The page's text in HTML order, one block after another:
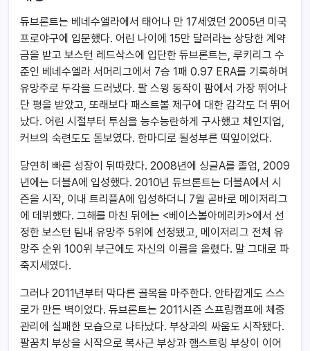
듀브론트는 베네수엘라에서 태어나 만 17세였던 2005년 미국
프로야구에 입문했다. 어린 나이에 15만 달러라는 상당한 계약
금을 받고 보스턴 레드삭스에 입단한 듀브론트는, 루키리그 수
준인 베네수엘라 서머리그에서 7승 1패 0.97 ERA를 기록하며
유망주로 두각을 드러냈다. 팔 스윙 동작이 팜에서 가장 뛰어나
단 평을 받았고, 또래보다 패스트볼 제구에 대한 감각도 더 뛰어
났다. 어린 시절부터 투심을 능수능란하게 구사했고 체인지업,
커브의 숙련도도 돋보였다. 한마디로 될성부른 떡잎이었다.
당연히 빠른 성장이 뒤따랐다. 2008년에 싱글A를 졸업, 2009
년에는 더블A에 입성했다. 2010년 듀브론트는 더블A에서 시
즌을 시작, 이내 트리플A에 입성하더니 7월 곧바로 메이저리그
에 데뷔했다. 그해를 마친 뒤에는 <베이스볼아메리카>에서 선
정한 보스턴 팀내 유망주 5위에 선정됐고, 메이저리그 전체 유
망주 순위 100위 부근에도 자신의 이름을 올렸다. 말 그대로 파
죽지세였다.
그러나 2011년부터 막다른 골목을 마주한다. 안타깝게도 스스
로가 만든 벽이었다. 듀브론트는 2011시즌 스프링캠프에 체중
관리에 실패한 모습으로 나타났다. 부상과의 싸움도 시작됐다.
팔꿈치 부상을 시작으로 복사근 부상과 햄스트링 부상이 이어